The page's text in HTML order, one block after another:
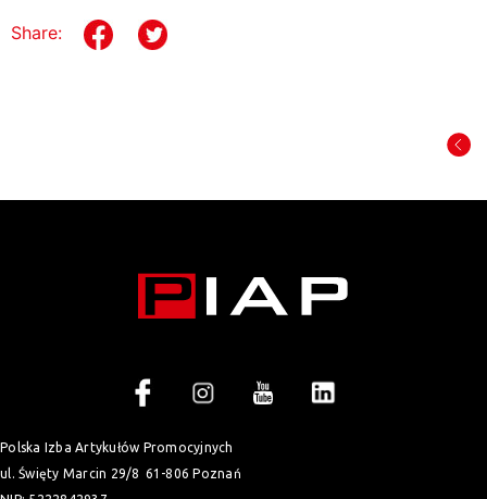
Share:
Polska Izba Artykułów Promocyjnych
ul. Święty Marcin 29/8 61-806 Poznań